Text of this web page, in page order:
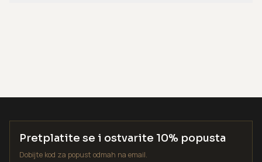
Pretplatite se i ostvarite 10% popusta
Dobijte kod za popust odmah na email.